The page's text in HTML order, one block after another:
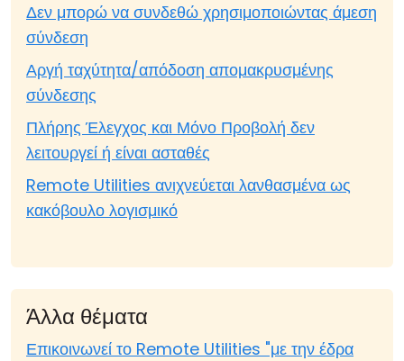
Δεν μπορώ να συνδεθώ χρησιμοποιώντας άμεση
σύνδεση
Αργή ταχύτητα/απόδοση απομακρυσμένης
σύνδεσης
Πλήρης Έλεγχος και Μόνο Προβολή δεν
λειτουργεί ή είναι ασταθές
Remote Utilities ανιχνεύεται λανθασμένα ως
κακόβουλο λογισμικό
Άλλα θέματα
Επικοινωνεί το Remote Utilities "με την έδρα